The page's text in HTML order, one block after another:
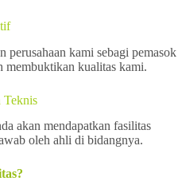
perusahaan kami sebagi pemasok
membuktikan kualitas kami.
Teknis
akan mendapatkan fasilitas
oleh ahli di bidangnya.